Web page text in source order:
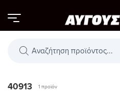
στο
περιεχόμενο
Αναζήτηση
40913 1 προϊόν